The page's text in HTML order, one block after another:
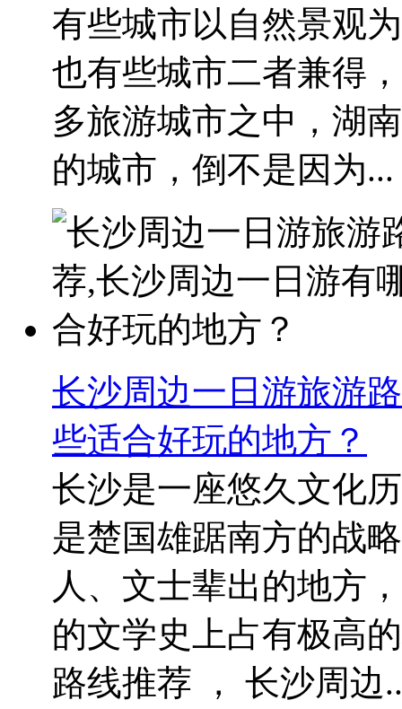
有些城市以自然景观
也有些城市二者兼得
多旅游城市之中，湖
的城市，倒不是因为...
长沙周边一日游旅游
些适合好玩的地方？
长沙是一座悠久文化
是楚国雄踞南方的战
人、文士辈出的地方
的文学史上占有极高
路线推荐 ， 长沙周边